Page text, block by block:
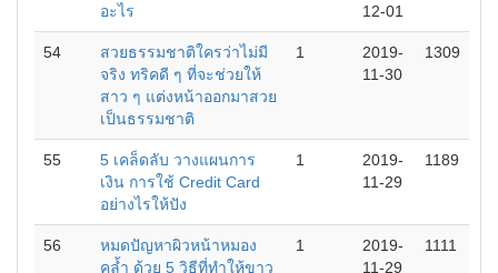
อะไร
12-01
54
สวยธรรมชาติใครว่าไม่มี
จริง ทริคดี ๆ ที่จะช่วยให้
สาว ๆ แต่งหน้าออกมาสวย
เป็นธรรมชาติ
1
2019-
11-30
1309
55
5 เคล็ดลับ วางแผนการ
เงิน การใช้ Credit Card
อย่างไรให้ปัง
1
2019-
11-29
1189
56
หมดปัญหาผิวหน้าหมอง
คล้ำ ด้วย 5 วิธีที่ทำให้ขาว
1
2019-
11-29
1111